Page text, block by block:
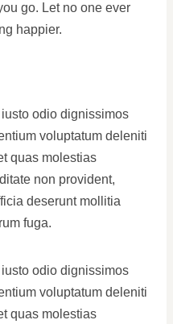
go. Let no one ever
happier.
odio dignissimos
voluptatum deleniti
quas molestias
non provident,
deserunt mollitia
fuga.
odio dignissimos
voluptatum deleniti
quas molestias